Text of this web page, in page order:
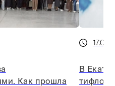
Как прошла
В